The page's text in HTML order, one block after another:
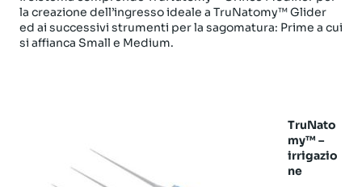
la creazione dell’ingresso ideale a TruNatomy™ Glider
ed ai successivi strumenti per la sagomatura: Prime a cui
si affianca Small e Medium.
TruNato
my™ –
irrigazio
ne